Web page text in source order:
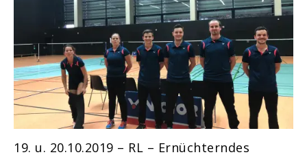
19. u. 20.10.2019 – RL – Ernüchterndes